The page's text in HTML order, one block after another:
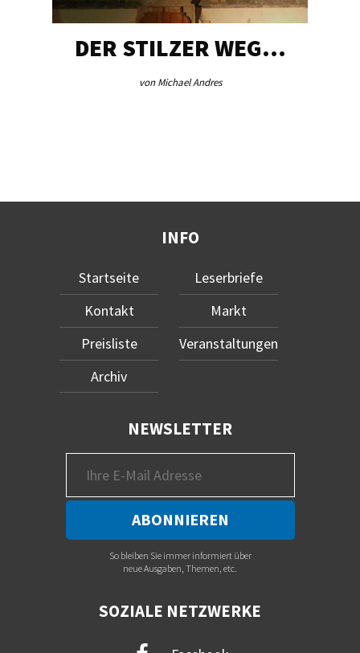
DER STILZER WEG…
von Michael Andres
INFO
Startseite
Kontakt
Preisliste
Archiv
Leserbriefe
Markt
Veranstaltungen
NEWSLETTER
So bleiben Sie immer informiert über
neue Ausgaben, Themen, etc.
SOZIALE NETZWERKE